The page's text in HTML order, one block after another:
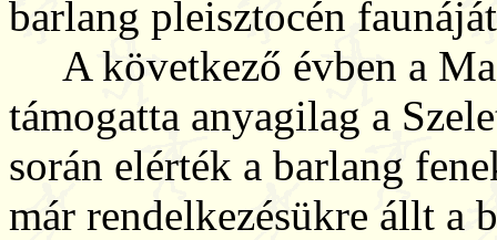
barlang pleisztocén
A következő évben a
támogatta anyagilag a
során elérték a barlang
már rendelkezésükre állt a